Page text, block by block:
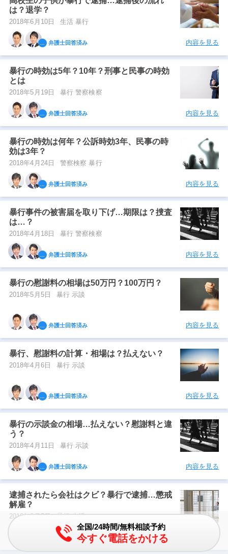
は？退学？
2018年6月10日 生活 暴行
弁護士回答済み 内容を見る
暴行の時効は5年？10年？刑事と民事の時効
とは
2018年5月19日 暴行 警察検察
弁護士回答済み 内容を見る
暴行の時効は何年？公訴時効3年、民事の時
効は3年？
2018年4月24日 警察検察 暴行
弁護士回答済み 内容を見る
暴行事件の被害届を取り下げ…期限は？捜査
は…？
2018年4月18日 暴行 警察検察
弁護士回答済み 内容を見る
暴行の慰謝料の相場は50万円？100万円？
2018年5月5日 暴行 示談
弁護士回答済み 内容を見る
暴行、慰謝料の計算・相場は？払えない？
2018年4月6日 暴行 示談
弁護士回答済み 内容を見る
暴行の示談金の相場…払えない？慰謝料と違
う？
2018年4月11日 暴行 示談
弁護士回答済み 内容を見る
逮捕されたら会社はクビ？暴行で逮捕…懲戒
解雇？
2018年8月5日 暴行 生活
弁護士回答済み
全国/24時間/無料相談予約
今すぐ電話をかける